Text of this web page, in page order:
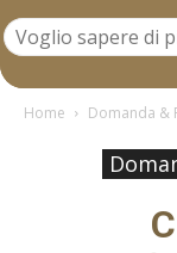
Home Domanda &